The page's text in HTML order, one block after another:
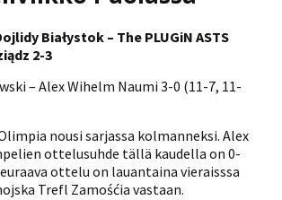
Białystok – The PLUGiN ASTS
2-3
– Alex Wihelm Naumi 3-0 (11-7, 11-
nousi sarjassa kolmanneksi. Alex
ottelusuhde tällä kaudella on 0-
ottelu on lauantaina vieraisssa
Trefl Zamośćia vastaan.